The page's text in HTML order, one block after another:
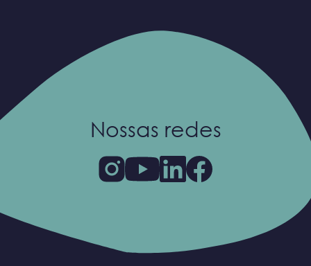
Nossas redes